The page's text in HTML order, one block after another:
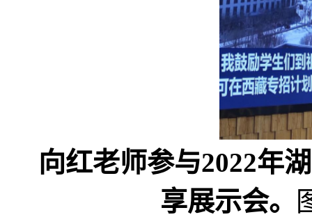
向红老师参与2022年
享展示会。